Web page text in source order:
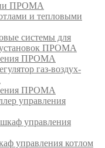
ПРОМА
и тепловыми
системы для
ПРОМА
ПРОМА
газ-воздух-
ПРОМА
управления
управления
управления котлом